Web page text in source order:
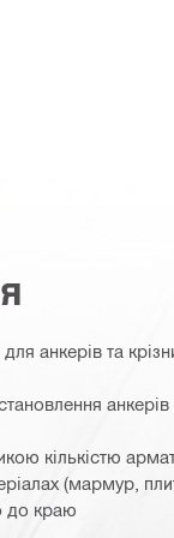
анкерів та
кількістю
(мармур,
до краю